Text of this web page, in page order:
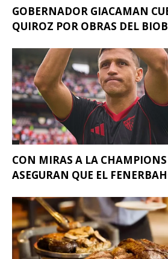
GOBERNADOR GIACAMAN
QUIROZ POR OBRAS DEL
CON MIRAS A LA CHAMPIONS
ASEGURAN QUE EL